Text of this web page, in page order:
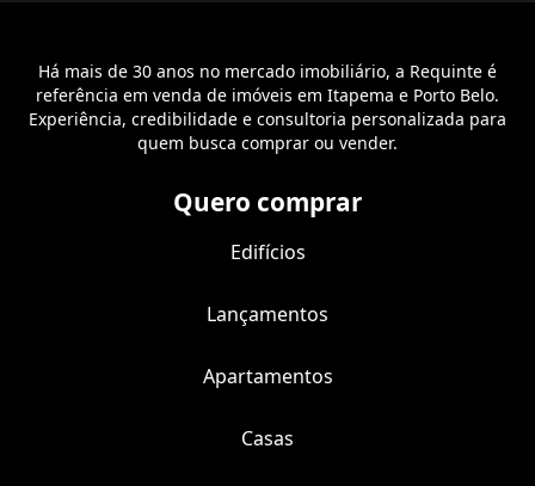
Há mais de 30 anos no mercado imobiliário, a Requinte é
referência em venda de imóveis em Itapema e Porto Belo.
Experiência, credibilidade e consultoria personalizada para
quem busca comprar ou vender.
Quero comprar
Edifícios
Lançamentos
Apartamentos
Casas